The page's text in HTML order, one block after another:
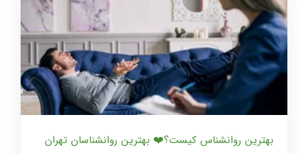
بهترین روانشناس کیست؟❤️ بهترین روانشناسان تهران